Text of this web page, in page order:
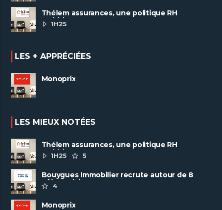
Thélem assurances, une politique RH
ambitieuse
1H25
LES + APPRÉCIÉES
Monoprix
LES MIEUX NOTÉES
Thélem assurances, une politique RH
ambitieuse
1H25 5
Bouygues Immobilier recrute autour de 8
pôles métiers
4
Monoprix